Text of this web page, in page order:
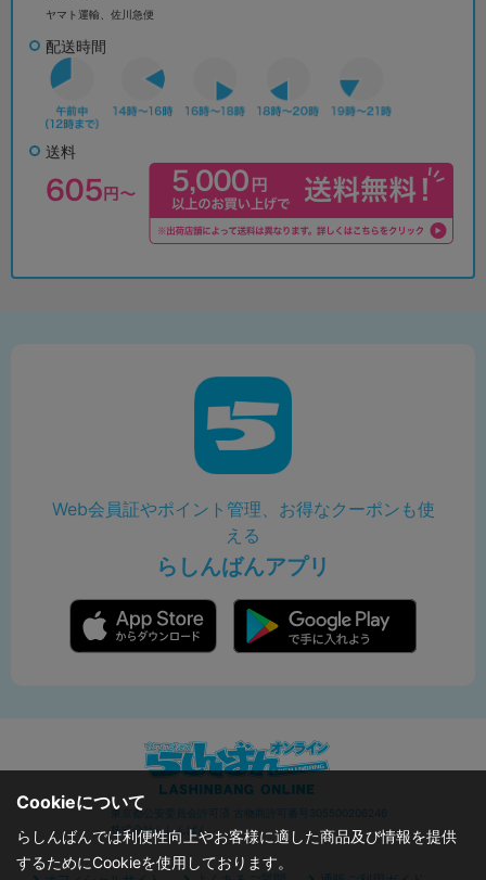
ヤマト運輸、佐川急便
配送時間
送料
Web会員証やポイント管理、お得なクーポンも使
える
らしんばんアプリ
東京都公安委員会許可済 古物商許可番号305500206246
株式会社らしんばん
Cookieについて
らしんばんでは利便性向上やお客様に適した商品及び情報を提供
するためにCookieを使用しております。